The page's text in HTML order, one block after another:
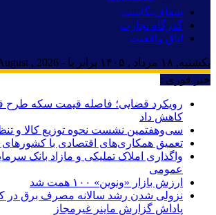
شفاف‌نگاشت
گذرگاه تجارت
اتاق واقعیت
یکشنبه, ۱۸ مرداد , ۱۴۰۵ برابر با - Sunday, 9 August , 2026
خبر فوری :
رویکرد قضایی؛ فاصله قیمت سکه طرح
کاهش داد
سی‌و‌هفتمین نشست نحوه توزیع کالا و
تعمیق همکاری‌های اقتصادی با کشورهای
واگذاری املاک تملیکی و مازاد بانک
عمومی
ارزش بازار «ونوین» ۱۰۰ همت شد
نزولی شدن رشد سالانه مصرف برق در
پاداش گزارش ماینر غیرمجاز